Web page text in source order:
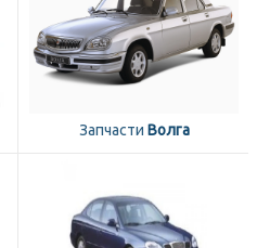
Запчасти Волга